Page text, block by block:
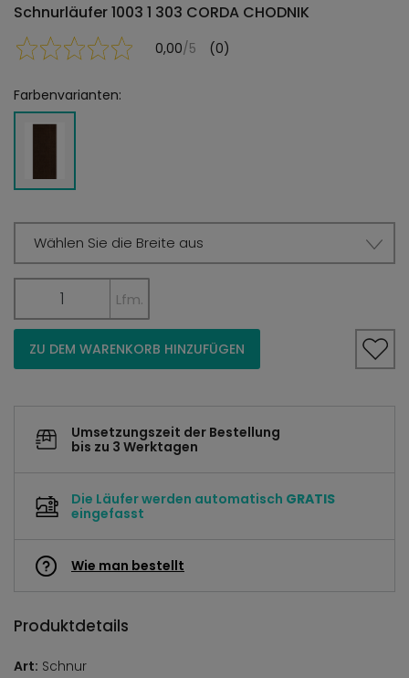
Schnurläufer 1003 1 303 CORDA CHODNIK
0,00/5 (0)
Farbenvarianten:
Wählen Sie die Breite aus
Lfm.
ZU DEM WARENKORB HINZUFÜGEN
Umsetzungszeit der Bestellung
bis zu 3 Werktagen
Die Läufer werden automatisch GRATIS
eingefasst
Wie man bestellt
Produktdetails
Art: Schnur